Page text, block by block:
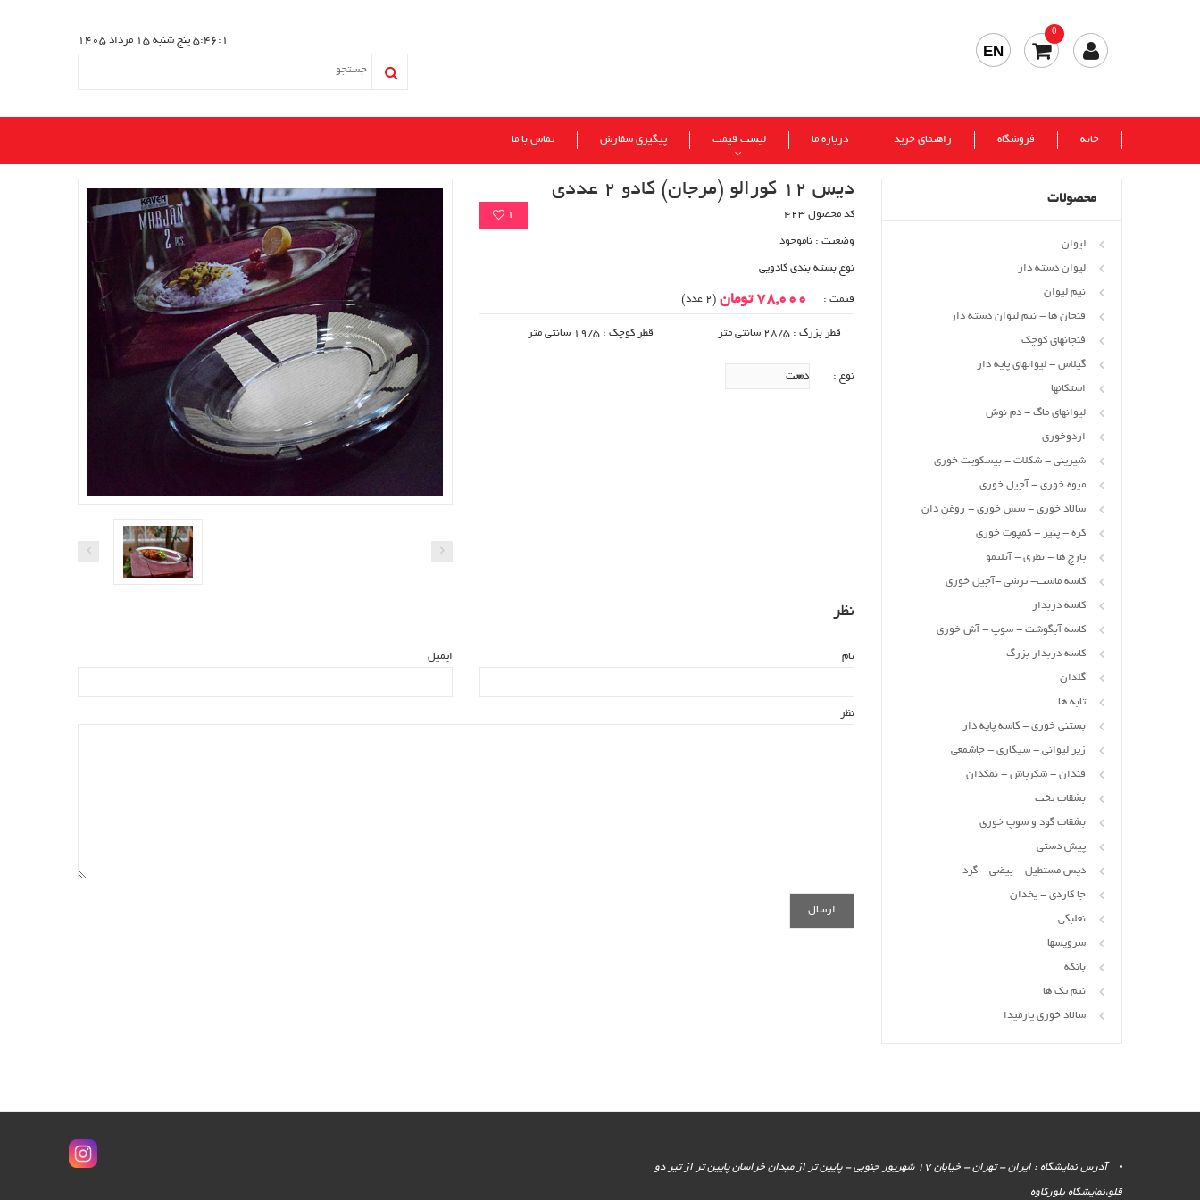
5:46:2 پنج شنبه 15 مرداد 1405
0
EN
خانه فروشگاه راهنمای خرید درباره ما لیست قیمت پیگیری سفارش تماس با ما
دیس 12 کورالو (مرجان) کادو 2 عددی
1 کد محصول 423
وضعیت : ناموجود
نوع بسته بندی کادویی
قیمت : 78,000 تومان (2 عدد)
قطر بزرگ : 28/5 سانتی متر قطر کوچک : 19/5 سانتی متر
نوع :
نظر
ایمیل نام
نظر
محصولات
لیوان
لیوان دسته دار
نیم لیوان
فنجان ها - نیم لیوان دسته دار
فنجانهای کوچک
گیلاس - لیوانهای پایه دار
استکانها
لیوانهای ماگ - دم نوش
اردوخوری
شیرینی - شکلات - بیسکویت خوری
میوه خوری - آجیل خوری
سالاد خوری - سس خوری - روغن دان
کره - پنیر - کمپوت خوری
پارچ ها - بطری - آبلیمو
کاسه ماست- ترشی -آجیل خوری
کاسه دربدار
کاسه آبگوشت - سوپ - آش خوری
کاسه دربدار بزرگ
گلدان
تابه ها
بستنی خوری - کاسه پایه دار
زیر لیوانی - سیگاری - جاشمعی
قندان - شکرپاش - نمکدان
بشقاب تخت
بشقاب گود و سوپ خوری
پیش دستی
دیس مستطیل - بیضی - گرد
جا کاردی - یخدان
نعلبکی
سرویسها
بانکه
نیم یک ها
سالاد خوری پارمیدا
آدرس نمایشگاه : ایران - تهران - خیابان 17 شهریور جنوبی - پایین تر از میدان خراسان پایین تر از تیر دو
قلو،نمایشگاه بلورکاوه